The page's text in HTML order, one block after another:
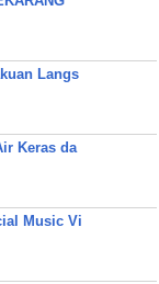
Langs
Keras da
Music Vi